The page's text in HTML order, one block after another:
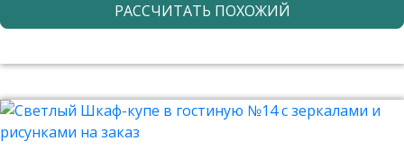
РАССЧИТАТЬ ПОХОЖИЙ